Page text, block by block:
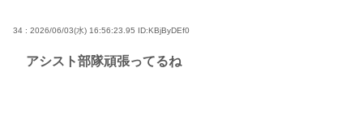
34 : 2026/06/03(水) 16:56:23.95 ID:KBjByDEf0
アシスト部隊頑張ってるね